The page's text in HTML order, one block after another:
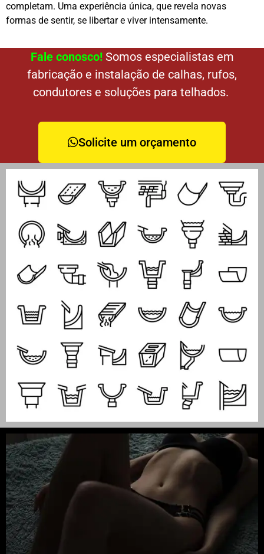
completam. Uma experiência única, que revela novas
formas de sentir, se libertar e viver intensamente.
Fale conosco! Somos especialistas em
fabricação e instalação de calhas, rufos,
condutores e soluções para telhados.
Solicite um orçamento